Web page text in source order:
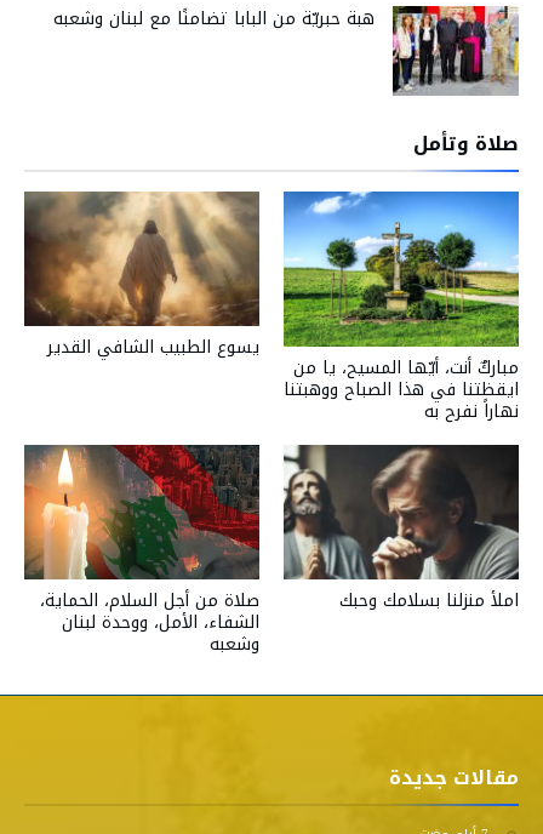
هبة حبريّة من البابا تضامنًا مع لبنان وشعبه
صلاة وتأمل
يسوع الطبيب الشافي القدير
مباركٌ أنت، أيّها المسيح، يا من
ايقظتنا في هذا الصباح ووهبتنا
نهاراً نفرح به
صلاة من أجل السلام، الحماية،
الشفاء، الأمل، ووحدة لبنان
وشعبه
املأ منزلنا بسلامك وحبك
مقالات جديدة